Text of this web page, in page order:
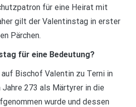
für eine Heirat mit
gilt der Valentinstag in erster
Pärchen.
für eine Bedeutung?
Bischof Valentin zu Terni in
Jahre 273 als Märtyrer in die
wurde und dessen